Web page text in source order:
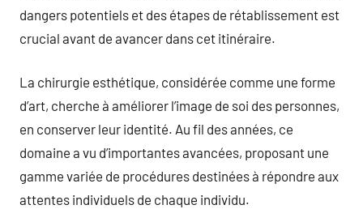
dangers potentiels et des étapes de rétablissement est
crucial avant de avancer dans cet itinéraire.
La chirurgie esthétique, considérée comme une forme
d’art, cherche à améliorer l’image de soi des personnes,
en conserver leur identité. Au fil des années, ce
domaine a vu d’importantes avancées, proposant une
gamme variée de procédures destinées à répondre aux
attentes individuels de chaque individu.